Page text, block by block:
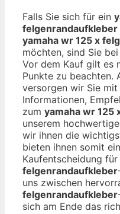
Falls Sie sich für ein
felgenrandaufkleber
yamaha wr 125 x
möchten, sind Sie
Vor dem Kauf gilt es
Punkte zu beachten.
versorgen wir Sie
Informationen,
zum yamaha wr 125
unserem
wir ihnen die
bieten ihnen somit
Kaufentscheidung für
felgenrandaufkleber
uns zwischen
felgenrandaufkleber
sich am Ende das